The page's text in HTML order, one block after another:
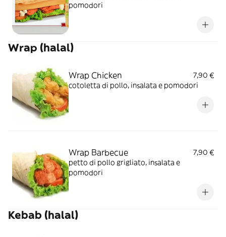
pomodori
Wrap (halal)
Wrap Chicken
7,90 €
cotoletta di pollo, insalata e pomodori
Wrap Barbecue
7,90 €
petto di pollo grigliato, insalata e
pomodori
Kebab (halal)